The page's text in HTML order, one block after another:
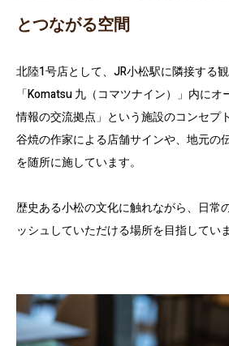
とつながる空間
北陸1号店として、JR小松駅に隣接する
「Komatsu 九（コマツナイン）」内にオ
情報の交流拠点」という施設のコンセプ
谷焼の作家による店舗サインや、地元の
を随所に施しています。
歴史ある小松の文化に触れながら、日常
ッシュしていただける場所を目指していま